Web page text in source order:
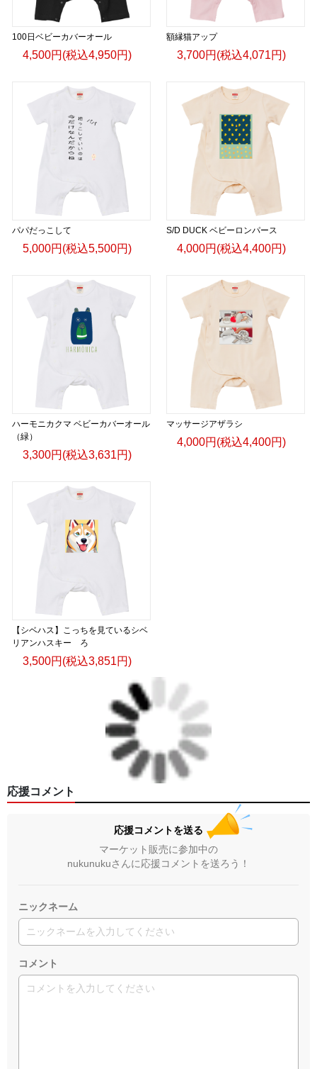
100日ベビーカバーオール
4,500円(税込4,950円)
額縁猫アップ
3,700円(税込4,071円)
パパだっこして
5,000円(税込5,500円)
S/D DUCK ベビーロンパース
4,000円(税込4,400円)
ハーモニカクマ ベビーカバーオール
（緑）
3,300円(税込3,631円)
マッサージアザラシ
4,000円(税込4,400円)
【シベハス】こっちを見ているシベ
リアンハスキー ろ
3,500円(税込3,851円)
応援コメント
応援コメントを送る
マーケット販売に参加中の
nukunukuさんに応援コメントを送ろう！
ニックネーム
コメント